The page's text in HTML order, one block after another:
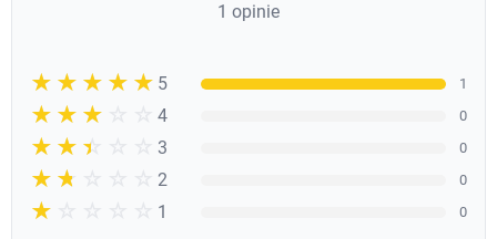
1 opinie
☆☆☆☆☆
★★★★★ 5 1
☆☆☆☆☆
★★★★ 4 0
☆☆☆☆☆
★★★ 3 0
☆☆☆☆☆
★★ 2 0
☆☆☆☆☆
★ 1 0